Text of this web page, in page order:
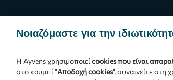
Νοιαζόμαστε για την
Η Ayvens χρησιμοποιείcookies που είναι
στο κουμπί "Αποδοχή cookies", συναινείτε